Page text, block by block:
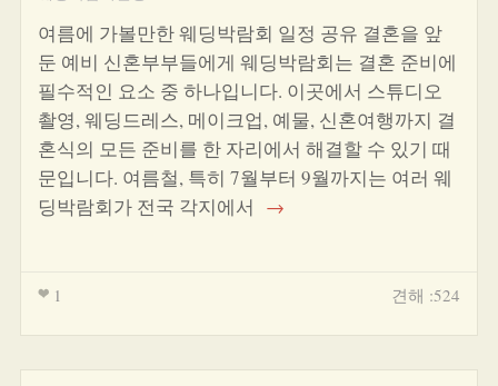
여름에 가볼만한 웨딩박람회 일정 공유 결혼을 앞
둔 예비 신혼부부들에게 웨딩박람회는 결혼 준비에
필수적인 요소 중 하나입니다. 이곳에서 스튜디오
촬영, 웨딩드레스, 메이크업, 예물, 신혼여행까지 결
혼식의 모든 준비를 한 자리에서 해결할 수 있기 때
문입니다. 여름철, 특히 7월부터 9월까지는 여러 웨
딩박람회가 전국 각지에서 →
1 견해 :524